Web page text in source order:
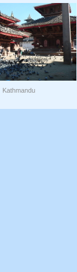
Kathmandu